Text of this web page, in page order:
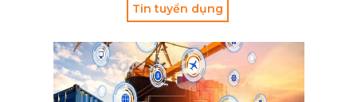
Tin tuyển dụng